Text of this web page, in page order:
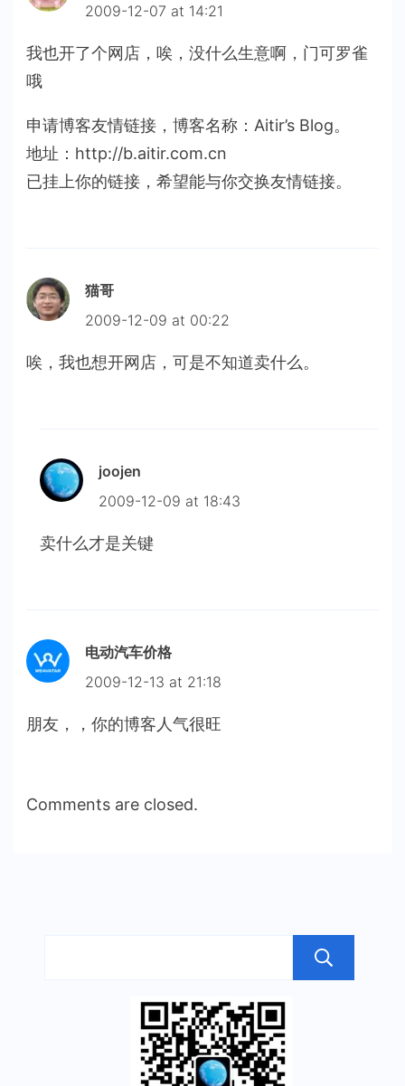
2009-12-07 at 14:21
我也开了个网店，唉，没什么生意啊，门可罗雀
哦
申请博客友情链接，博客名称：Aitir’s Blog。
地址：http://b.aitir.com.cn
已挂上你的链接，希望能与你交换友情链接。
猫哥
2009-12-09 at 00:22
唉，我也想开网店，可是不知道卖什么。
joojen
2009-12-09 at 18:43
卖什么才是关键
电动汽车价格
2009-12-13 at 21:18
朋友，，你的博客人气很旺
Comments are closed.